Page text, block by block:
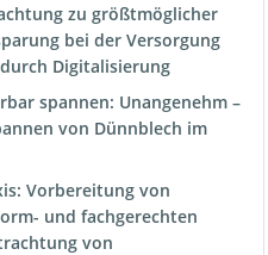
zu größtmöglicher
bei der Versorgung
Digitalisierung
spannen: Unangenehm –
von Dünnblech im
Vorbereitung von
und fachgerechten
von